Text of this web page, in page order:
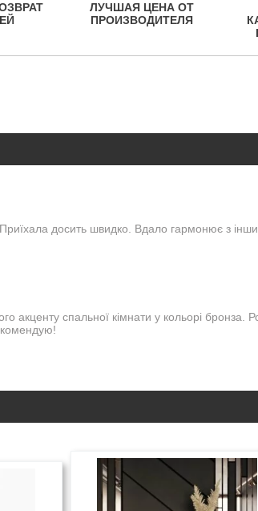
ЛУЧШАЯ ЦЕНА ОТ
ПРОИЗВОДИТЕЛЯ
досить швидко. Вдало гармонює з
спальної кімнати у кольорі бронза.